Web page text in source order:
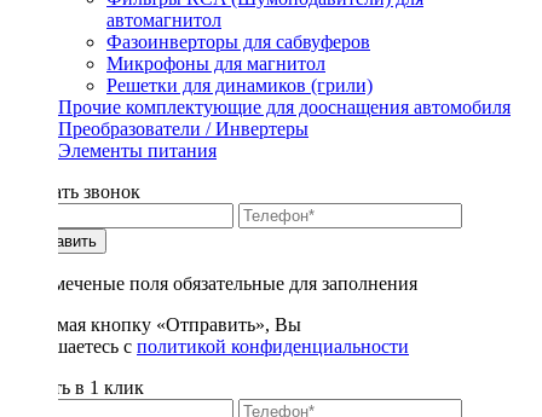
автомагнитол
Фазоинверторы для сабвуферов
Микрофоны для магнитол
Решетки для динамиков (грили)
Прочие комплектующие для дооснащения автомобиля
Преобразователи / Инвертеры
Элементы питания
Заказать звонок
Отправить
* - отмеченые поля обязательные для заполнения
Нажимая кнопку «Отправить», Вы
соглашаетесь с политикой конфиденциальности
Купить в 1 клик